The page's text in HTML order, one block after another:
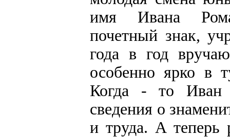
имя Ивана
почетный знак,
года в год
особенно ярко в
Когда - то Иван
сведения о
и труда. А теперь